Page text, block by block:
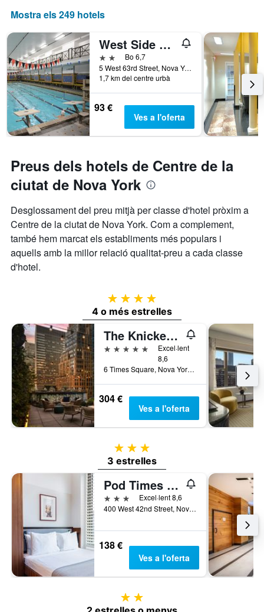
Mostra els 249 hotels
West Side Ymca
2 estrelles
Bo 6,7
5 West 63rd Street, Nova York, NY, Estats Units
1,7 km del centre urbà
93 €
Ves a l'oferta
Preus dels hotels de Centre de la
ciutat de Nova York
Desglossament del preu mitjà per classe d'hotel pròxim a
Centre de la ciutat de Nova York. Com a complement,
també hem marcat els establiments més populars i
aquells amb la millor relació qualitat-preu a cada classe
d'hotel.
4 estrelles
4 o més estrelles
The Knickerbocker Hotel
5 estrelles
Excel·lent
8,6
6 Times Square, Nova York, NY, Estats Units
304 €
Ves a l'oferta
3 estrelles
3 estrelles
Pod Times Square
3 estrellesExcel·lent 8,6
400 West 42nd Street, Nova York, NY, Estats Units
138 €
Ves a l'oferta
2 estrelles